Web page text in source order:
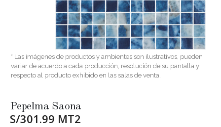
* Las imágenes de productos y ambientes son ilustrativos, pueden
variar de acuerdo a cada producción, resolución de su pantalla y
respecto al producto exhibido en las salas de venta.
Pepelma Saona
S/301.99 MT2